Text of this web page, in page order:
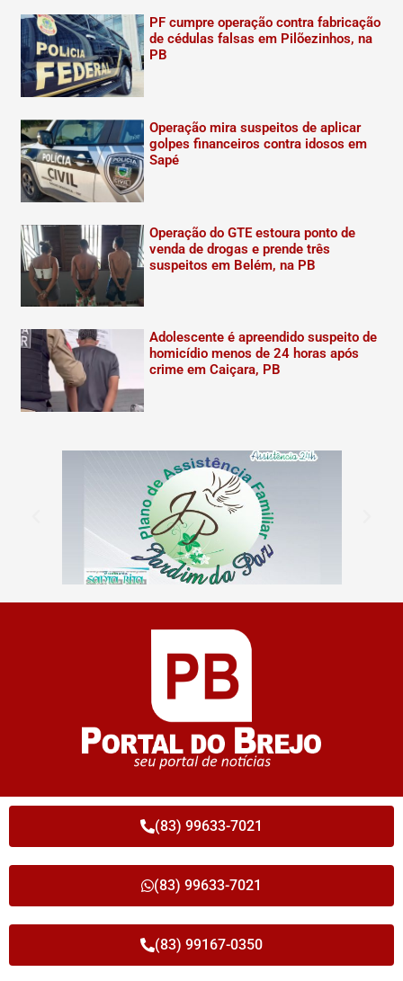
PF cumpre operação contra fabricação
de cédulas falsas em Pilõezinhos, na
PB
Operação mira suspeitos de aplicar
golpes financeiros contra idosos em
Sapé
Operação do GTE estoura ponto de
venda de drogas e prende três
suspeitos em Belém, na PB
Adolescente é apreendido suspeito de
homicídio menos de 24 horas após
crime em Caiçara, PB
(83) 99633-7021
(83) 99633-7021
(83) 99167-0350